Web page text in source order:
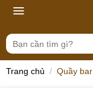
Skip
content
Tìm
kiếm:
Trang chủ / Quầy bar